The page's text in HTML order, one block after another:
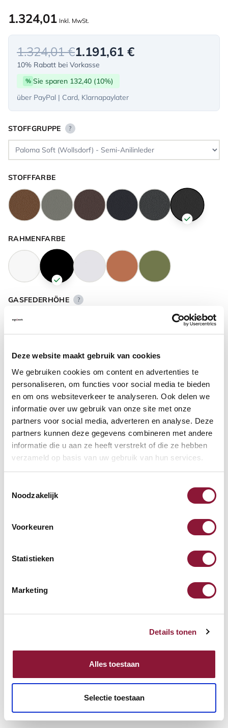
Deze website maakt gebruik van cookies
We gebruiken cookies om content en advertenties te
personaliseren, om functies voor social media te bieden
en om ons websiteverkeer te analyseren. Ook delen we
informatie over uw gebruik van onze site met onze
partners voor social media, adverteren en analyse. Deze
partners kunnen deze gegevens combineren met andere
informatie die u aan ze heeft verstrekt of die ze hebben
verzameld op basis van uw gebruik van hun services.
Noodzakelijk
Voorkeuren
Statistieken
Marketing
Details tonen
Alles toestaan
Selectie toestaan
1.324,01 Inkl. MwSt.
1.324,01 €1.191,61 €
10% Rabatt bei Vorkasse
% Sie sparen 132,40 (10%)
über PayPal | Card, Klarnapaylater
STOFFGRUPPE ?
STOFFFARBE
RAHMENFARBE
GASFEDERHÖHE ?
FUSSRING ?
FUSSRING AUS POLIERTEM ALUMINIUM ?
Verfügbar
Auf der Suche nach Stückzahlen? Machen Sie Ihren Arbeitsplatz
komplett und fordern Sie direkt ein individuelles Angebot an.
Zur Vergleichsliste hinzufügen